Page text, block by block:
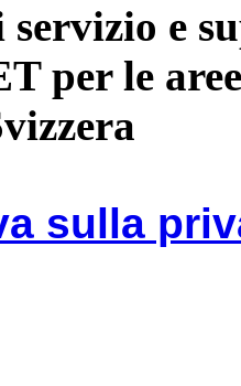
servizio e
per le
sulla